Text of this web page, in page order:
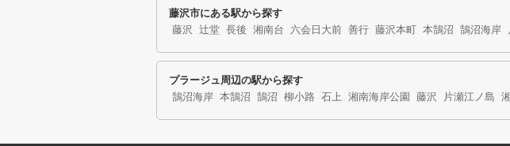
藤沢市にある駅から探す
藤沢 辻堂 長後 湘南台 六会日大前 善行 藤沢本町 本鵠沼 鵠沼海岸
プラージュ周辺の駅から探す
鵠沼海岸 本鵠沼 鵠沼 柳小路 石上 湘南海岸公園 藤沢 片瀬江ノ島